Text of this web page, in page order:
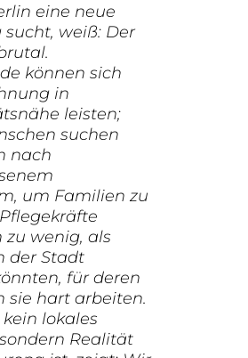
eine neue
sucht, weiß: Der
können sich
in
leisten;
suchen
nach
um Familien zu
zu wenig, als
der Stadt
für deren
sie hart arbeiten.
lokales
Realität